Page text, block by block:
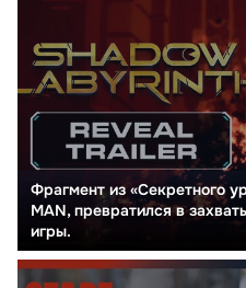
Фрагмент из «Секретного
MAN, превратился в
игры.